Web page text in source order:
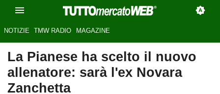
NOTIZIE TMW RADIO MAGAZINE
La Pianese ha scelto il nuovo
allenatore: sarà l'ex Novara
Zanchetta